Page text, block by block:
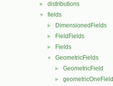
► distributions
▼ fields
► DimensionedFields
► FieldFields
► Fields
▼ GeometricFields
► GeometricField
► geometricOneField